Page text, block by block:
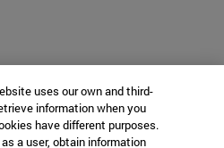
uses our own and third-
information when you
have different purposes.
a user, obtain information